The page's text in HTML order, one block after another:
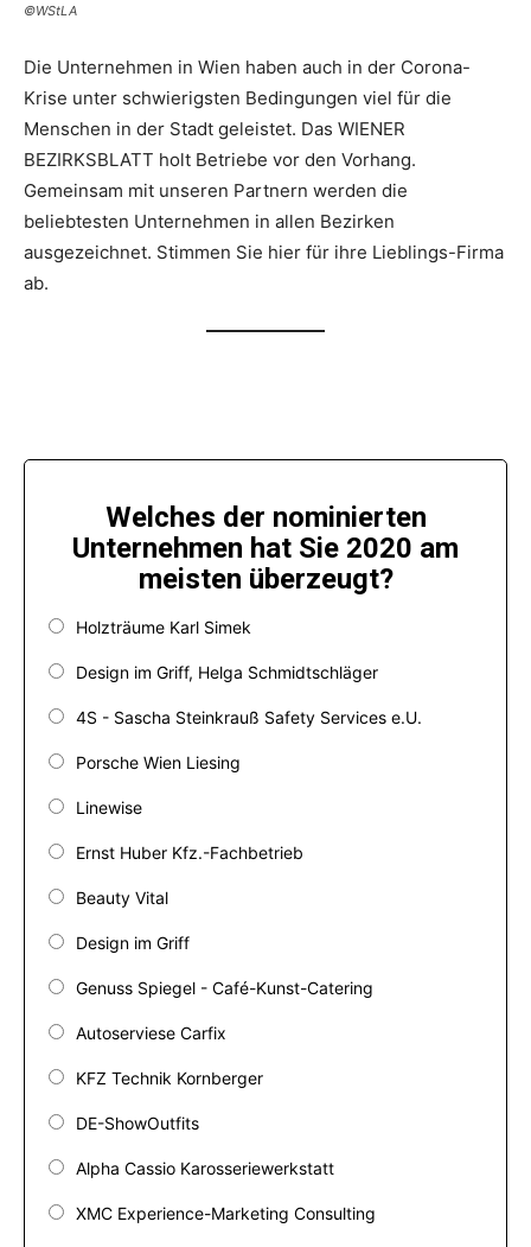
©WStLA
Die Unternehmen in Wien haben auch in der Corona-
Krise unter schwierigsten Bedingungen viel für die
Menschen in der Stadt geleistet. Das WIENER
BEZIRKSBLATT holt Betriebe vor den Vorhang.
Gemeinsam mit unseren Partnern werden die
beliebtesten Unternehmen in allen Bezirken
ausgezeichnet. Stimmen Sie hier für ihre Lieblings-Firma
ab.
Welches der nominierten
Unternehmen hat Sie 2020 am
meisten überzeugt?
Holzträume Karl Simek
Design im Griff, Helga Schmidtschläger
4S - Sascha Steinkrauß Safety Services e.U.
Porsche Wien Liesing
Linewise
Ernst Huber Kfz.-Fachbetrieb
Beauty Vital
Design im Griff
Genuss Spiegel - Café-Kunst-Catering
Autoserviese Carfix
KFZ Technik Kornberger
DE-ShowOutfits
Alpha Cassio Karosseriewerkstatt
XMC Experience-Marketing Consulting